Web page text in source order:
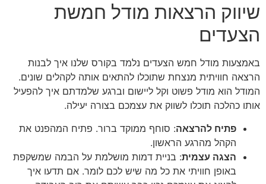
שיווק הרצאות מודל חמשת
הצעדים
באמצעות מודל חמש הצעדים נלמד בקורס שלנו איך לבנות
הרצאה חוויתית מנצחת שתוכלו להתאים אותה לקהלים שונים.
המודל הוא מודל פשוט וקל ליישום וברגע שלמדתם איך להפעיל
אותו כהלכה תוכלו לשווק את עצמכם בצורה יעילה.
פתיח להרצאה: סוחף ממוקד ברור. פתיח המהפנט את
הקהל מהרגע הראשון.
הצגה עצמית: בניית דמות מושלמת על הבמה שמשקפת
באופן חוויתי את כל מה שיש לכם לומר. אם תדעו איך